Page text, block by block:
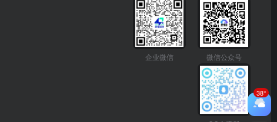
企业微信 微信公众号
38°